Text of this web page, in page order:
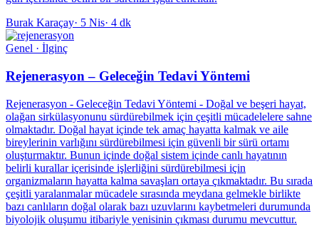
Burak Karaçay· 5 Nis· 4 dk
Genel · İlginç
Rejenerasyon – Geleceğin Tedavi Yöntemi
Rejenerasyon - Geleceğin Tedavi Yöntemi - Doğal ve beşeri hayat,
olağan sirkülasyonunu sürdürebilmek için çeşitli mücadelelere sahne
olmaktadır. Doğal hayat içinde tek amaç hayatta kalmak ve aile
bireylerinin varlığını sürdürebilmesi için güvenli bir sürü ortamı
oluşturmaktır. Bunun içinde doğal sistem içinde canlı hayatının
belirli kurallar içerisinde işlerliğini sürdürebilmesi için
organizmaların hayatta kalma savaşları ortaya çıkmaktadır. Bu sırada
çeşitli yaralanmalar mücadele sırasında meydana gelmekle birlikte
bazı canlıların doğal olarak bazı uzuvlarını kaybetmeleri durumunda
biyolojik oluşumu itibariyle yenisinin çıkması durumu mevcuttur.